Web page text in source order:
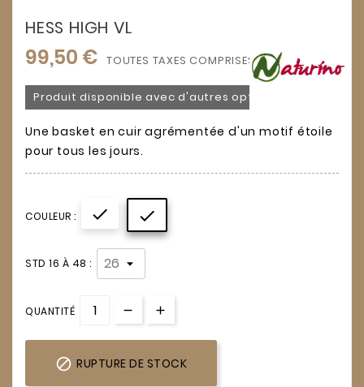
HESS HIGH VL
99,50 € TOUTES TAXES COMPRISES
Produit disponible avec d'autres options
Une basket en cuir agrémentée d'un motif étoile
pour tous les jours.
COULEUR :  
STD 16 À 48 :
QUANTITÉ
 RUPTURE DE STOCK